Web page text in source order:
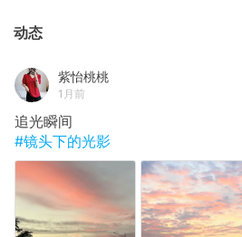
动态
紫怡桃桃
1月前
追光瞬间
#镜头下的光影